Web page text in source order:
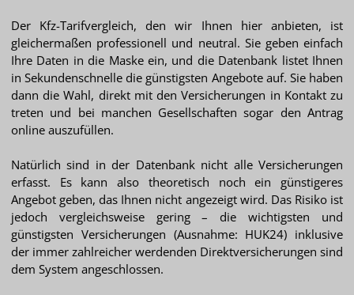
Der Kfz-Tarifvergleich, den wir Ihnen hier anbieten, ist
gleichermaßen professionell und neutral. Sie geben einfach
Ihre Daten in die Maske ein, und die Datenbank listet Ihnen
in Sekundenschnelle die günstigsten Angebote auf. Sie haben
dann die Wahl, direkt mit den Versicherungen in Kontakt zu
treten und bei manchen Gesellschaften sogar den Antrag
online auszufüllen.
Natürlich sind in der Datenbank nicht alle Versicherungen
erfasst. Es kann also theoretisch noch ein günstigeres
Angebot geben, das Ihnen nicht angezeigt wird. Das Risiko ist
jedoch vergleichsweise gering – die wichtigsten und
günstigsten Versicherungen (Ausnahme: HUK24) inklusive
der immer zahlreicher werdenden Direktversicherungen sind
dem System angeschlossen.